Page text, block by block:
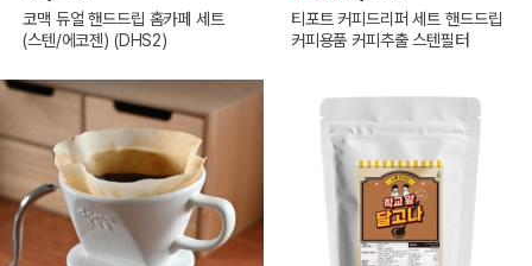
코맥 듀얼 핸드드립 홈카페 세트
(스텐/에코젠) (DHS2)
티포트 커피드리퍼 세트 핸드드립
커피용품 커피추출 스텐필터